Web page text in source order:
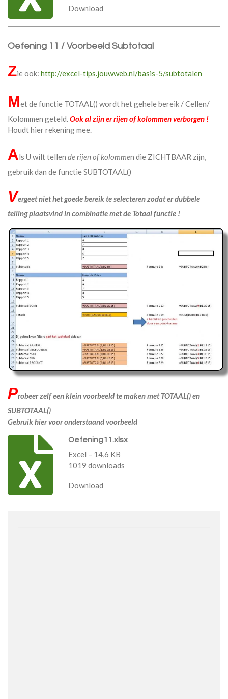
Download
Oefening 11 / Voorbeeld Subtotaal
Zie ook: http://excel-tips.jouwweb.nl/basis-5/subtotalen
Met de functie TOTAAL() wordt het gehele bereik / Cellen/
Kolommen geteld.Ook al zijn er rijen of kolommen verborgen !
Houdt hier rekening mee.
Als U wilt tellen de rijen of kolommen die ZICHTBAAR zijn,
gebruik dan de functie SUBTOTAAL()
Vergeet niet het goede bereik te selecteren zodat er dubbele
telling plaatsvind in combinatie met de Totaal functie !
Probeer zelf een klein voorbeeld te maken met TOTAAL() en
SUBTOTAAL()
Gebruik hier voor onderstaand voorbeeld
Oefening11.xlsx
Excel – 14,6 KB
1019 downloads
Download